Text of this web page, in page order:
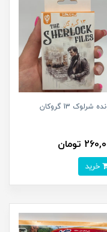
شرلوک 13 گروکان
تومان